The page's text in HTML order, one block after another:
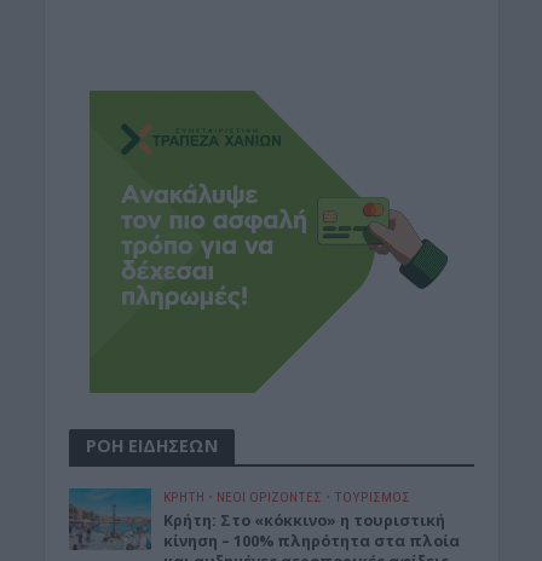
ΡΟΗ ΕΙΔΗΣΕΩΝ
ΚΡΗΤΗ • ΝΕΟΙ ΟΡΙΖΟΝΤΕΣ • ΤΟΥΡΙΣΜΟΣ
Κρήτη: Στο «κόκκινο» η τουριστική
κίνηση – 100% πληρότητα στα πλοία